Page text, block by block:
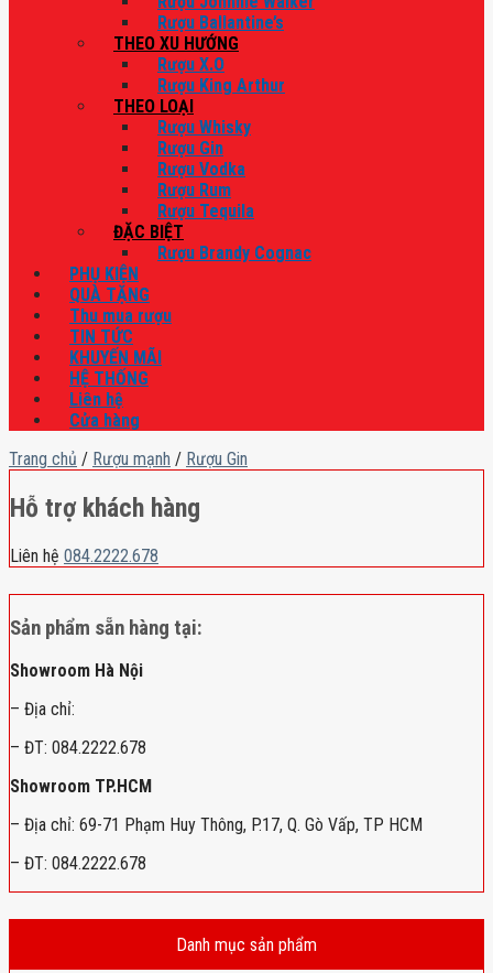
Rượu Ballantine’s
THEO XU HƯỚNG
Rượu X.O
Rượu King Arthur
THEO LOẠI
Rượu Whisky
Rượu Gin
Rượu Vodka
Rượu Rum
Rượu Tequila
ĐẶC BIỆT
Rượu Brandy Cognac
PHỤ KIỆN
QUÀ TẶNG
Thu mua rượu
TIN TỨC
KHUYẾN MÃI
HỆ THỐNG
Liên hệ
Cửa hàng
Trang chủ / Rượu mạnh / Rượu Gin
Hỗ trợ khách hàng
Liên hệ 084.2222.678
Sản phẩm sẵn hàng tại:
Showroom Hà Nội
– Địa chỉ:
– ĐT: 084.2222.678
Showroom TP.HCM
– Địa chỉ: 69-71 Phạm Huy Thông, P.17, Q. Gò Vấp, TP HCM
– ĐT: 084.2222.678
Danh mục sản phẩm